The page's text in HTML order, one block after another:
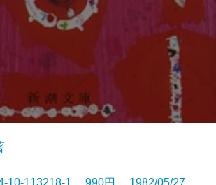
10-113218-1 990円 1982/05/27